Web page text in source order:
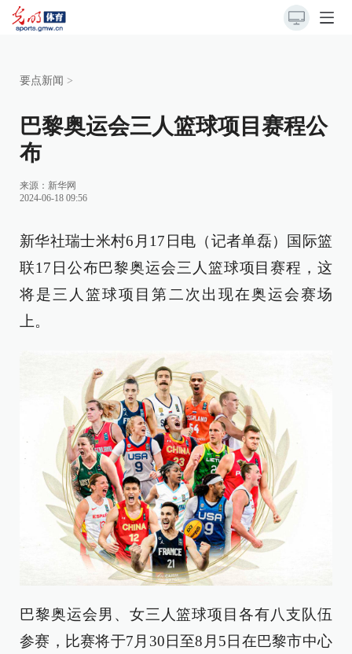
要点新闻 >
巴黎奥运会三人篮球项目赛程公
布
来源： 新华网
2024-06-18 09:56
新华社瑞士米村6月17日电（记者单磊）国际篮
联17日公布巴黎奥运会三人篮球项目赛程，这
将是三人篮球项目第二次出现在奥运会赛场
上。
巴黎奥运会男、女三人篮球项目各有八支队伍
参赛，比赛将于7月30日至8月5日在巴黎市中心